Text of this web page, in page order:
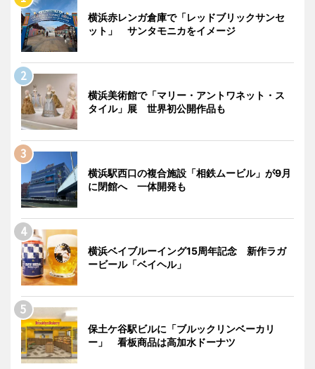
横浜赤レンガ倉庫で「レッドブリックサンセ
ット」 サンタモニカをイメージ
横浜美術館で「マリー・アントワネット・ス
タイル」展 世界初公開作品も
横浜駅西口の複合施設「相鉄ムービル」が9月
に閉館へ 一体開発も
横浜ベイブルーイング15周年記念 新作ラガ
ービール「ベイヘル」
保土ケ谷駅ビルに「ブルックリンベーカリ
ー」 看板商品は高加水ドーナツ